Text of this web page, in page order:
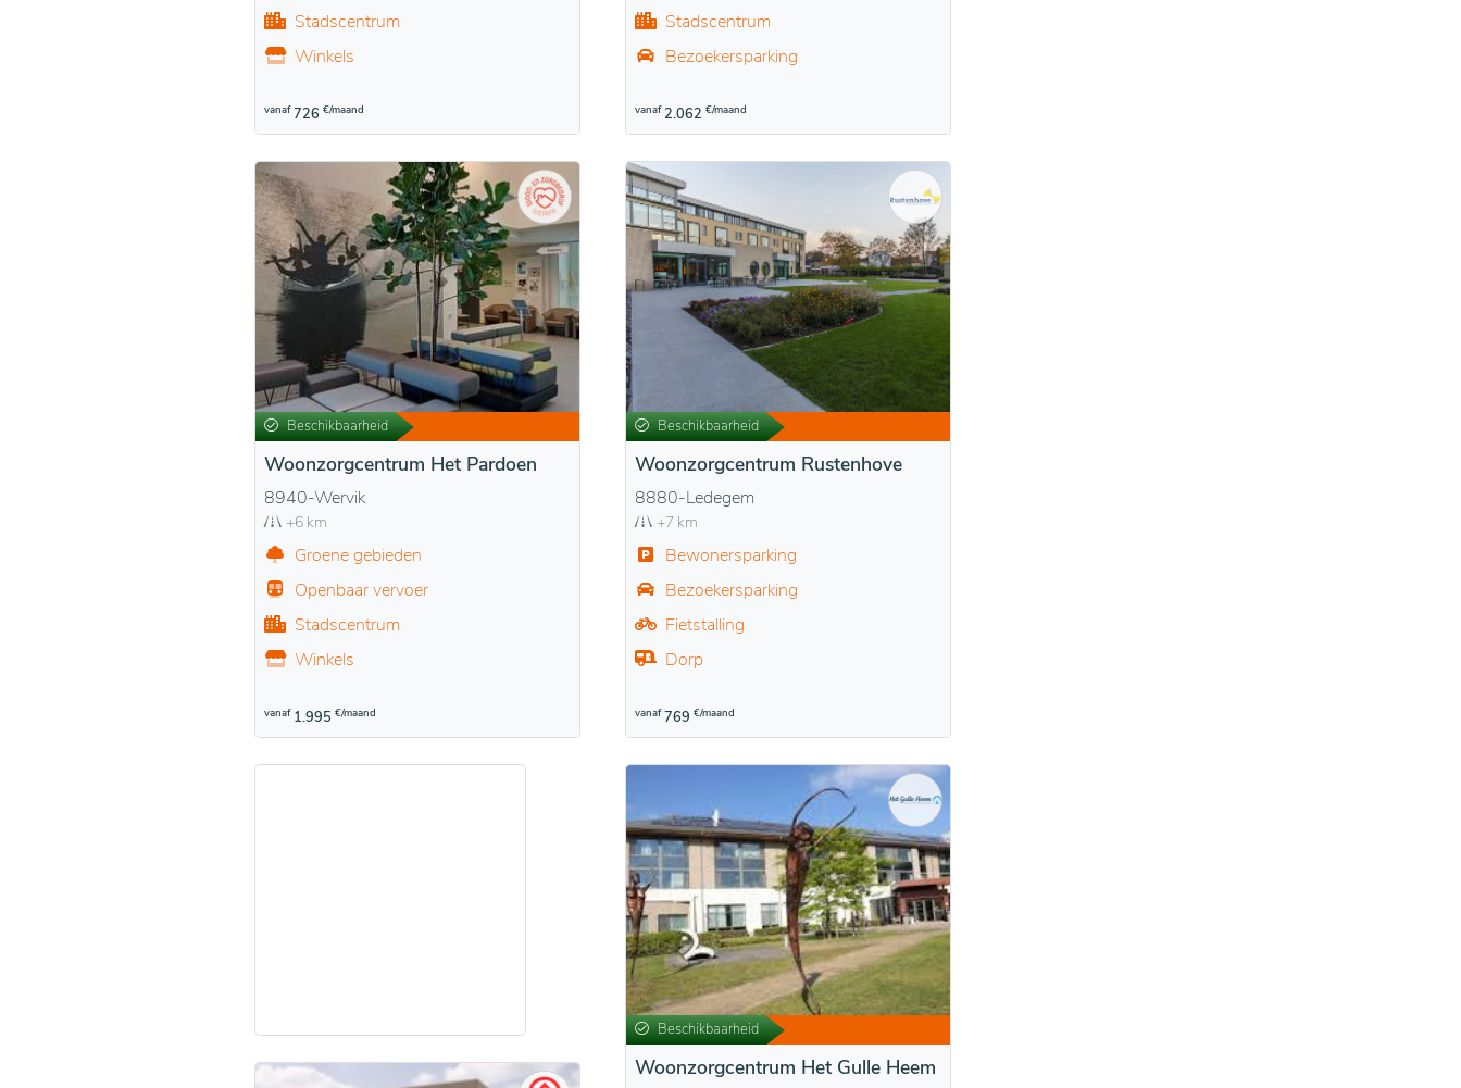
Stadscentrum
Winkels
vanaf 726 €/maand
Stadscentrum
Bezoekersparking
vanaf 2.062 €/maand
Beschikbaarheid
Woonzorgcentrum Het Pardoen
8940-Wervik
+6 km
Groene gebieden
Openbaar vervoer
Stadscentrum
Winkels
vanaf 1.995 €/maand
Beschikbaarheid
Woonzorgcentrum Rustenhove
8880-Ledegem
+7 km
Bewonersparking
Bezoekersparking
Fietstalling
Dorp
vanaf 769 €/maand
Beschikbaarheid
Woonzorgcentrum Het Gulle Heem